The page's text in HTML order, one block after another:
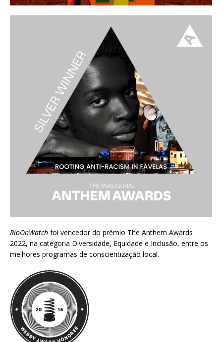
RioOnWatch foi vencedor do prêmio The Anthem Awards
2022, na categoria Diversidade, Equidade e Inclusão, entre os
melhores programas de conscientização local.